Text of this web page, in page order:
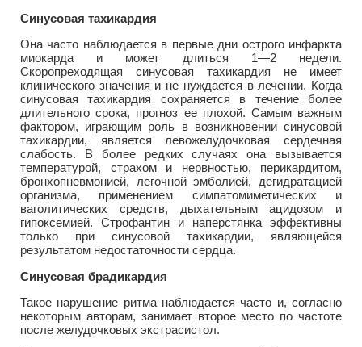
Синусовая тахикардия
Она часто наблюдается в первые дни острого инфаркта
миокарда и может длиться 1—2 недели.
Скоропреходящая синусовая тахикардия не имеет
клинического значения и не нуждается в лечении. Когда
синусовая тахикардия сохраняется в течение более
длительного срока, прогноз ее плохой. Самым важным
фактором, играющим роль в возникновении синусовой
тахикардии, является левожелудочковая сердечная
слабость. В более редких случаях она вызывается
температурой, страхом и нервностью, перикардитом,
бронхопневмонией, легочной эмболией, дегидратацией
организма, применением симпатомиметических и
ваголитических средств, дыхательным ацидозом и
гипоксемией. Строфантин и наперстянка эффективны
только при синусовой тахикардии, являющейся
результатом недостаточности сердца.
Синусовая брадикардия
Такое нарушение ритма наблюдается часто и, согласно
некоторым авторам, занимает второе место по частоте
после желудочковых экстрасистол.